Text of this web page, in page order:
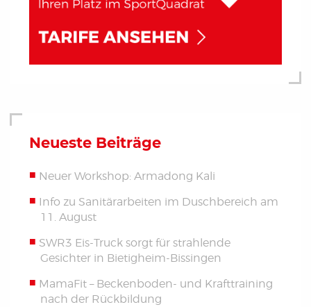
Neueste Beiträge
Neuer Workshop: Armadong Kali
Info zu Sanitärarbeiten im Duschbereich am
11. August
SWR3 Eis-Truck sorgt für strahlende
Gesichter in Bietigheim-Bissingen
MamaFit – Beckenboden- und Krafttraining
nach der Rückbildung